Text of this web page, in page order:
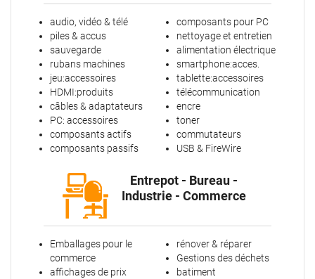
audio, vidéo & télé
piles & accus
sauvegarde
rubans machines
jeu:accessoires
HDMI:produits
câbles & adaptateurs
PC: accessoires
composants actifs
composants passifs
composants pour PC
nettoyage et entretien
alimentation électrique
smartphone:acces.
tablette:accessoires
télécommunication
encre
toner
commutateurs
USB & FireWire
Entrepot - Bureau -
Industrie - Commerce
Emballages pour le
commerce
affichages de prix
rénover & réparer
Gestions des déchets
batiment